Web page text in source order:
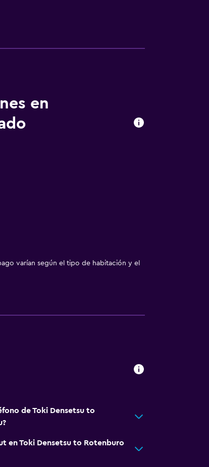
en
varían según el tipo de habitación y el
de Toki Densetsu to
en Toki Densetsu to Rotenburo